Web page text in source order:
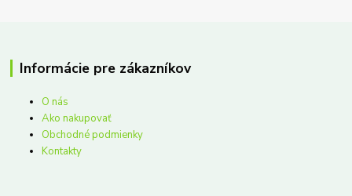
Informácie pre zákazníkov
O nás
Ako nakupovať
Obchodné podmienky
Kontakty